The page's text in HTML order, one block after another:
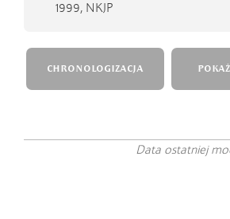
1999, NKJP
CHRONOLOGIZACJA
Data ostatniej